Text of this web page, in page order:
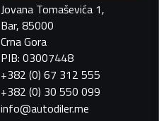
Jovana Tomaševića 1,
Bar, 85000
Crna Gora
PIB: 03007448
+382 (0) 67 312 555
+382 (0) 30 550 099
info@autodiler.me